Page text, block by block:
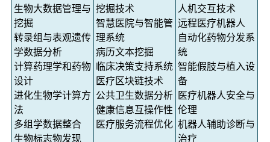
生物大数据管理与
挖掘
转录组与表观遗传
学数据分析
计算药理学和药物
设计
进化生物学计算方
法
多组学数据整合
生物标志物发现
挖掘技术
智慧医院与智能管
理系统
病历文本挖掘
临床决策支持系统
医疗区块链技术
公共卫生数据分析
健康信息互操作性
医疗服务流程优化
人机交互技术
远程医疗机器人
自动化药物分发系
统
智能假肢与植入设
备
医疗机器人安全与
伦理
机器人辅助诊断与
治疗